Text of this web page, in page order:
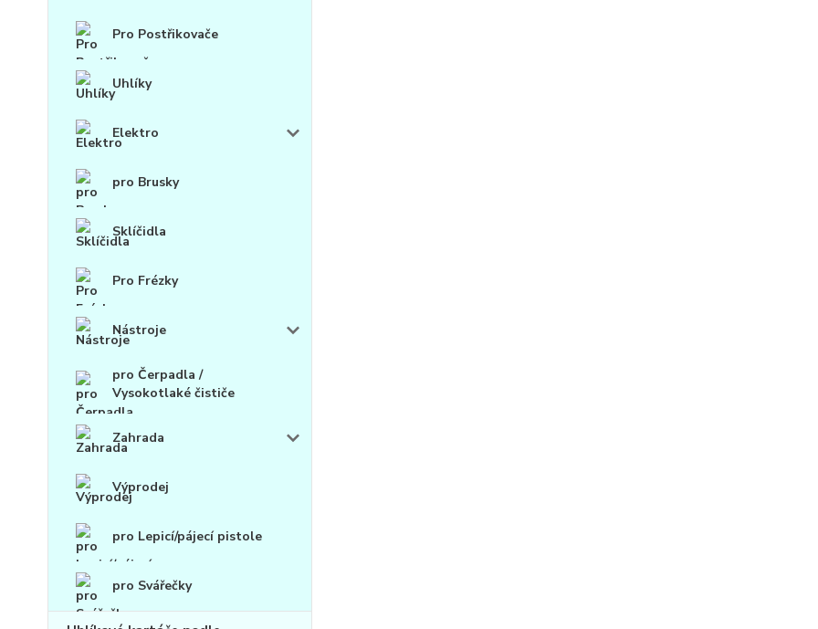
Pro Postřikovače
Uhlíky
Elektro
pro Brusky
Sklíčidla
Pro Frézky
Nástroje
pro Čerpadla /
Vysokotlaké čističe
Zahrada
Výprodej
pro Lepicí/pájecí pistole
pro Svářečky